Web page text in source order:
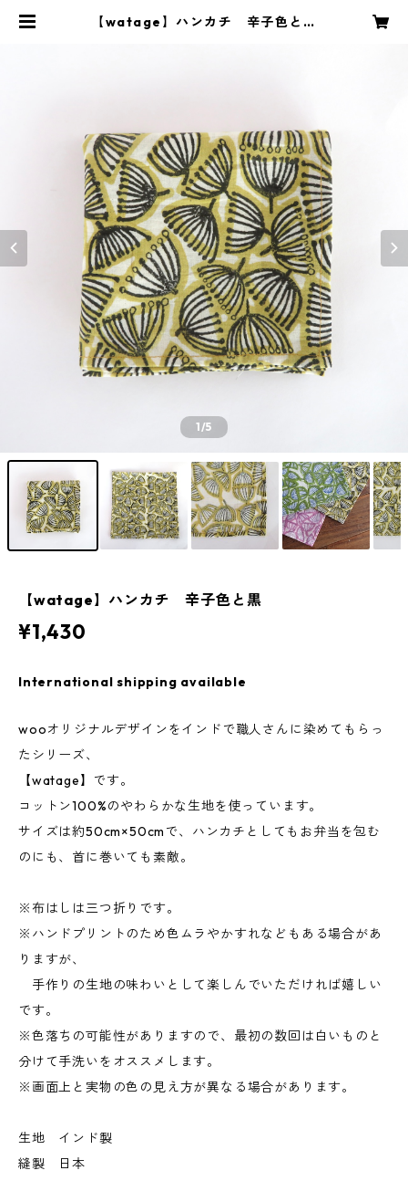
【watage】ハンカチ 辛子色と黒
1/5
【watage】ハンカチ 辛子色と黒
¥1,430
International shipping available
wooオリジナルデザインをインドで職人さんに染めてもらっ
たシリーズ、
【watage】です。
コットン100%のやわらかな生地を使っています。
サイズは約50cm×50cmで、ハンカチとしてもお弁当を包む
のにも、首に巻いても素敵。
※布はしは三つ折りです。
※ハンドプリントのため色ムラやかすれなどもある場合があ
りますが、
手作りの生地の味わいとして楽しんでいただければ嬉しい
です。
※色落ちの可能性がありますので、最初の数回は白いものと
分けて手洗いをオススメします。
※画面上と実物の色の見え方が異なる場合があります。
生地 インド製
縫製 日本